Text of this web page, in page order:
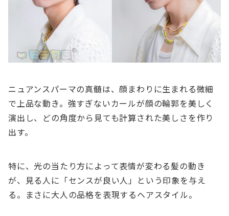
ニュアンスパーマの真髄は、顔まわりに生まれる微細
で上品な動き。強すぎないカールが顔の輪郭を美しく
演出し、どの角度から見ても計算された美しさを作り
出す。
特に、光の当たり方によって表情が変わる髪の動き
が、見る人に「センスが良い人」という印象を与え
る。まさに大人の品格を表現するヘアスタイル。